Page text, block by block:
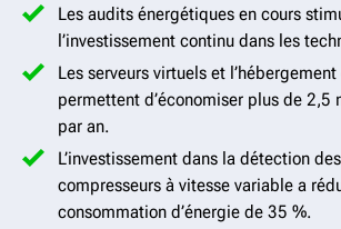
Les audits énergétiques en cours
l’investissement continu dans les
Les serveurs virtuels et
permettent d’économiser plus de 2,5
par an.
L’investissement dans la détection
compresseurs à vitesse variable a
consommation d’énergie de 35 %.